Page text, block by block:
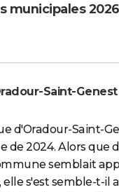
municipales
Saint-
d'Oradour-Saint-
de 2024. Alors que
semblait
s'est semble-t-il